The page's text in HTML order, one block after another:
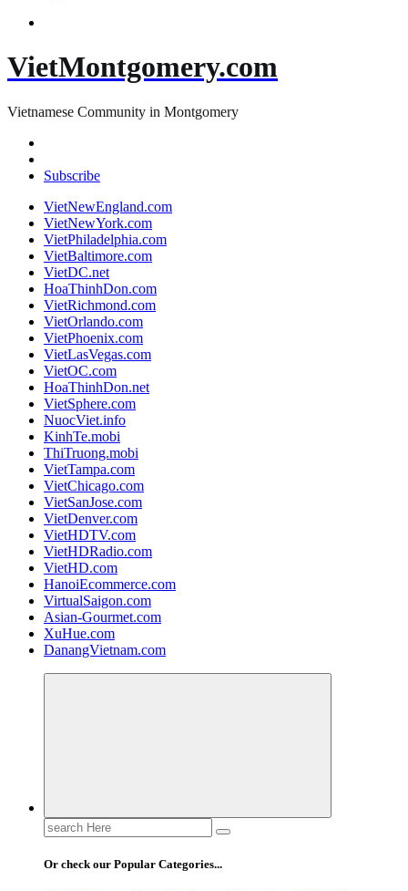
VietMontgomery.com
Vietnamese Community in Montgomery
Subscribe
VietNewEngland.com
VietNewYork.com
VietPhiladelphia.com
VietBaltimore.com
VietDC.net
HoaThinhDon.com
VietRichmond.com
VietOrlando.com
VietPhoenix.com
VietLasVegas.com
VietOC.com
HoaThinhDon.net
VietSphere.com
NuocViet.info
KinhTe.mobi
ThiTruong.mobi
VietTampa.com
VietChicago.com
VietSanJose.com
VietDenver.com
VietHDTV.com
VietHDRadio.com
VietHD.com
HanoiEcommerce.com
VirtualSaigon.com
Asian-Gourmet.com
XuHue.com
DanangVietnam.com
Search
for:
Or check our Popular Categories...